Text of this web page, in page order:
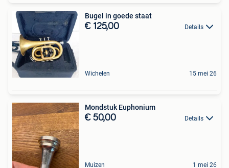
Bugel in goede staat
€ 125,00 Details
Wichelen 15 mei 26
Mondstuk Euphonium
€ 50,00 Details
Muizen 1 mei 26